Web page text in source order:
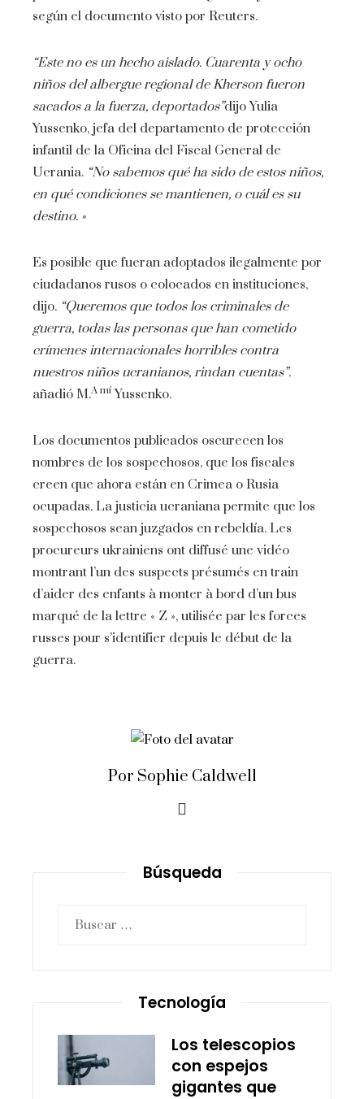
según el documento visto por Reuters.
“Este no es un hecho aislado. Cuarenta y ocho
niños del albergue regional de Kherson fueron
sacados a la fuerza, deportados”dijo Yulia
Yussenko, jefa del departamento de protección
infantil de la Oficina del Fiscal General de
Ucrania. “No sabemos qué ha sido de estos niños,
en qué condiciones se mantienen, o cuál es su
destino. »
Es posible que fueran adoptados ilegalmente por
ciudadanos rusos o colocados en instituciones,
dijo. “Queremos que todos los criminales de
guerra, todas las personas que han cometido
crímenes internacionales horribles contra
nuestros niños ucranianos, rindan cuentas”.
añadió M.A mí Yussenko.
Los documentos publicados oscurecen los
nombres de los sospechosos, que los fiscales
creen que ahora están en Crimea o Rusia
ocupadas. La justicia ucraniana permite que los
sospechosos sean juzgados en rebeldía. Les
procureurs ukrainiens ont diffusé une vidéo
montrant l’un des suspects présumés en train
d’aider des enfants à monter à bord d’un bus
marqué de la lettre « Z », utilisée par les forces
russes pour s’identifier depuis le début de la
guerra.
Por Sophie Caldwell
Búsqueda
Tecnología
Los telescopios
con espejos
gigantes que